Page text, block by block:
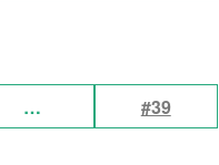
… #39